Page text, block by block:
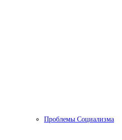
Проблемы Социализма